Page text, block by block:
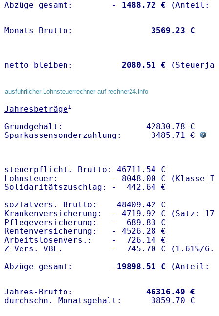
Abzüge gesamt:        -
1488.72 €
Monats-Brutto: 3569.23 €
netto bleiben: 2080.51 €
ausführlicher Lohnsteuerrechner auf rechner24.info
Jahresbeträge1
Grundgehalt:                 42830.78 €
Sparkassensonderzahlung:      3485.71 €
steuerpflicht. Brutto: 46711.54 €
Lohnsteuer:           - 8048.00 € (Klasse I)
Solidaritätszuschlag: -  442.64 €
sozialvers. Brutto:    48409.42 €
Krankenversicherung:  - 4719.92 € (Satz:
Pflegeversicherung:   -  689.83 €
Rentenversicherung:   - 4526.28 €
Arbeitslosenvers.:    -  726.14 €
Z-Vers. VBL:          -  745.70 € ( 1.61%/
Abzüge gesamt:        - 19898.51 €
Jahres-Brutto: 46316.49 €